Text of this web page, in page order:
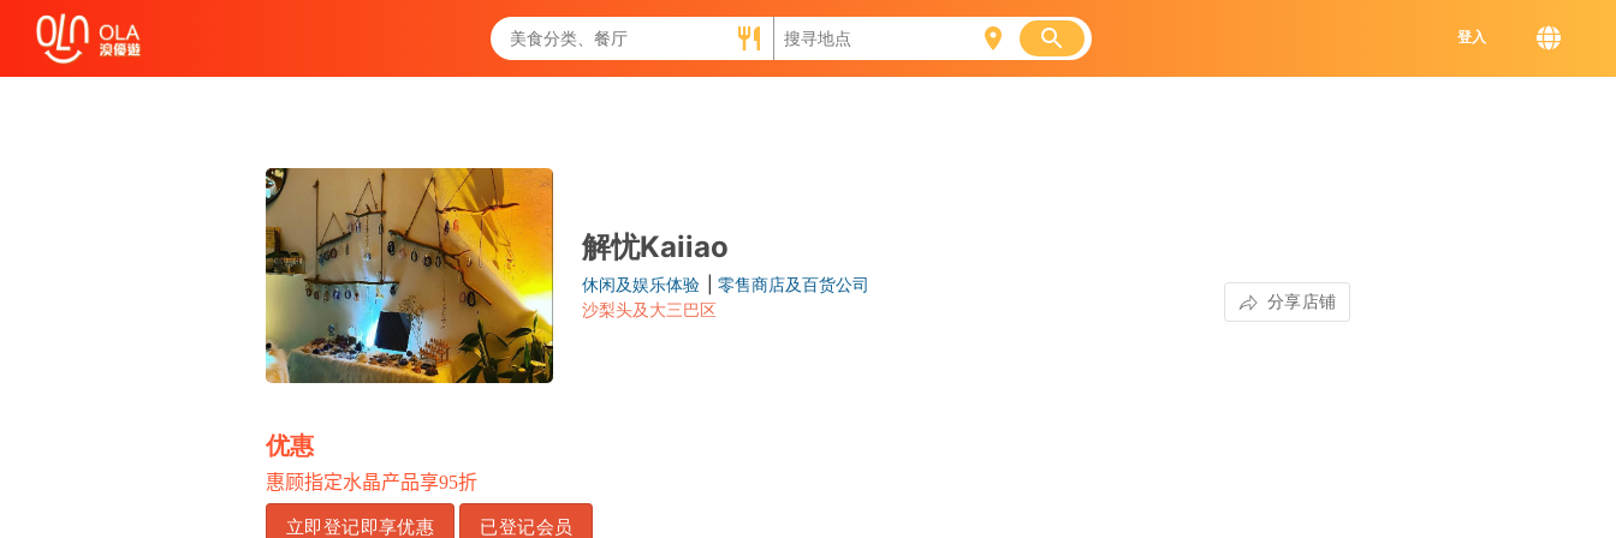
登入
查看`我的优惠记录`
解忧Kaiiao
休闲及娱乐体验
零售商店及百货公司
沙梨头及大三巴区
分享店铺
优惠
惠顾指定水晶产品享95折
立即登记即享优惠 已登记会员